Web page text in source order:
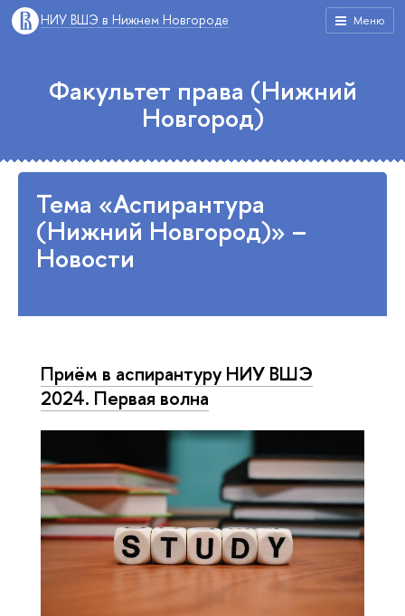
Меню
НИУ ВШЭ в Нижнем Новгороде
Факультет права (Нижний
Новгород)
Тема «Аспирантура
(Нижний Новгород)» –
Новости
Приём в аспирантуру НИУ ВШЭ
2024. Первая волна